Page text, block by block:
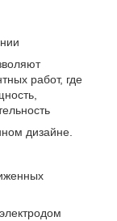
работ, где
дизайне.